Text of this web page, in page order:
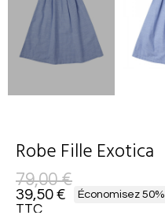
Robe Fille Exotica
79,00 €
39,50 € Économisez 50%
TTC